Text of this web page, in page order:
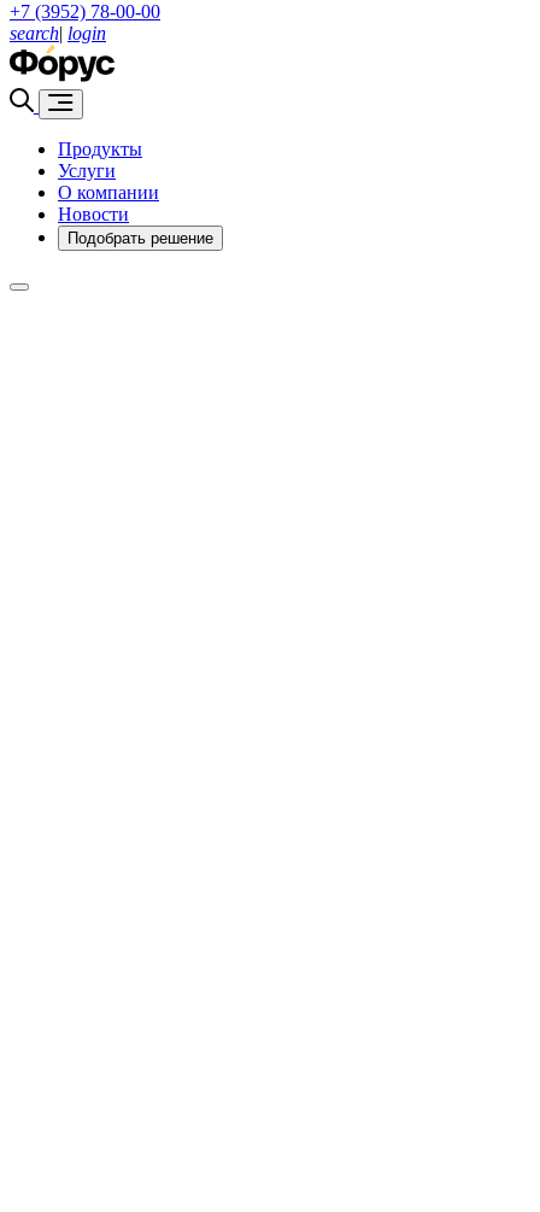
+7 (3952) 78-00-00
search| login
Продукты
Услуги
О компании
Новости
Подобрать решение